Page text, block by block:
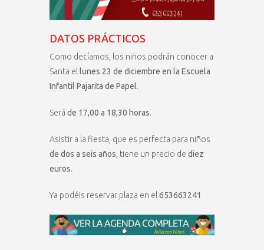
DATOS PRÁCTICOS
Como decíamos, los niños podrán conocer a
Santa ellunes 23 de diciembre en la Escuela
Infantil Pajarita de Papel.
Será de 17,00 a 18,30 horas.
Asistir a la fiesta, que es perfecta para niños
de dos a seis años, tiene un precio de diez
euros.
Ya podéis reservar plaza en el653663241